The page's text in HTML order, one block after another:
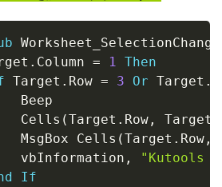
Worksheet_SelectionChange
. Column = 1
Then
Target . Row = 3 Or Target .
Beep
Cells
(Target . Row, Target
MsgBox Cells
(Target . Row,
vbInformation
,
"Kutools
If
Copy